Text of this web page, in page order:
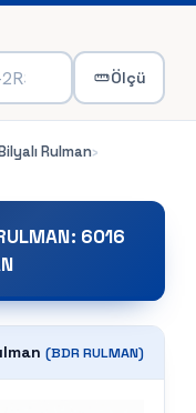
Ölçü
Rulman›
: 6016
(BDRRULMAN)